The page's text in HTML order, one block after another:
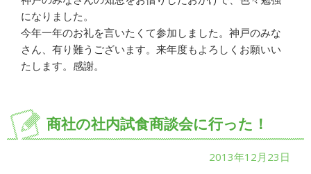
になりました。
今年一年のお礼を言いたくて参加しました。神戸のみな
さん、有り難うございます。来年度もよろしくお願いい
たします。感謝。
商社の社内試食商談会に行った！
2013年12月23日